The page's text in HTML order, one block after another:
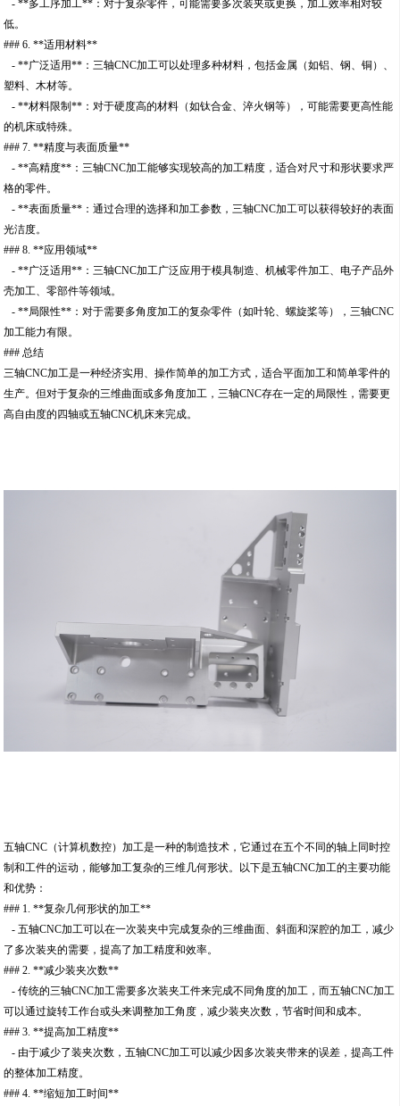
- **多工序加工**：对于复杂零件，可能需要多次装夹或更换，加工效率相对较
低。
### 6. **适用材料**
- **广泛适用**：三轴CNC加工可以处理多种材料，包括金属（如铝、钢、铜）、
塑料、木材等。
- **材料限制**：对于硬度高的材料（如钛合金、淬火钢等），可能需要更高性能
的机床或特殊。
### 7. **精度与表面质量**
- **高精度**：三轴CNC加工能够实现较高的加工精度，适合对尺寸和形状要求严
格的零件。
- **表面质量**：通过合理的选择和加工参数，三轴CNC加工可以获得较好的表面
光洁度。
### 8. **应用领域**
- **广泛适用**：三轴CNC加工广泛应用于模具制造、机械零件加工、电子产品外
壳加工、零部件等领域。
- **局限性**：对于需要多角度加工的复杂零件（如叶轮、螺旋桨等），三轴CNC
加工能力有限。
### 总结
三轴CNC加工是一种经济实用、操作简单的加工方式，适合平面加工和简单零件的
生产。但对于复杂的三维曲面或多角度加工，三轴CNC存在一定的局限性，需要更
高自由度的四轴或五轴CNC机床来完成。
五轴CNC（计算机数控）加工是一种的制造技术，它通过在五个不同的轴上同时控
制和工件的运动，能够加工复杂的三维几何形状。以下是五轴CNC加工的主要功能
和优势：
### 1. **复杂几何形状的加工**
- 五轴CNC加工可以在一次装夹中完成复杂的三维曲面、斜面和深腔的加工，减少
了多次装夹的需要，提高了加工精度和效率。
### 2. **减少装夹次数**
- 传统的三轴CNC加工需要多次装夹工件来完成不同角度的加工，而五轴CNC加工
可以通过旋转工作台或头来调整加工角度，减少装夹次数，节省时间和成本。
### 3. **提高加工精度**
- 由于减少了装夹次数，五轴CNC加工可以减少因多次装夹带来的误差，提高工件
的整体加工精度。
### 4. **缩短加工时间**